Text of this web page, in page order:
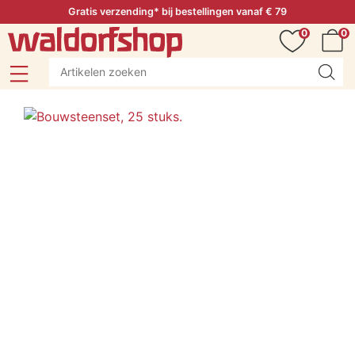
Gratis verzending* bij bestellingen vanaf € 79
0
0